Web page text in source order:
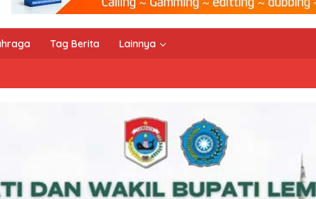
Tag Berita Lainnya